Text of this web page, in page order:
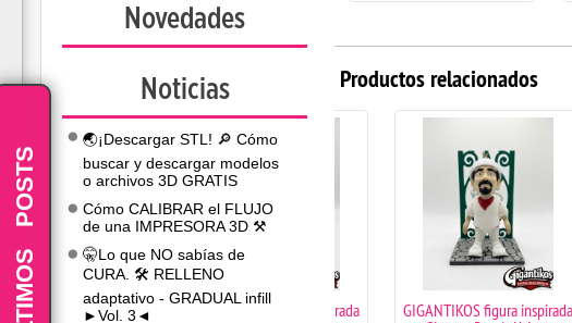
Novedades
Noticias
🌏¡Descargar STL! 🔎 Cómo
buscar y descargar modelos
o archivos 3D GRATIS
Cómo CALIBRAR el FLUJO
de una IMPRESORA 3D ⚒️
🤫Lo que NO sabías de
CURA. 🛠️ RELLENO
adaptativo - GRADUAL infill
►Vol. 3◄
Productos relacionados
GIGANTIKOS figura inspirada
GIGANTIKOS figura inspirada
ÚLTIMOS
POSTS